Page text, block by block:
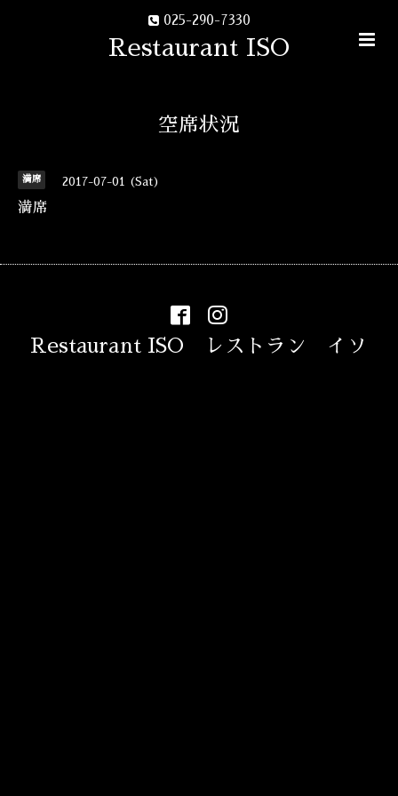
025-290-7330
Restaurant ISO
空席状況
満席 2017-07-01 (Sat)
満席
Restaurant ISO レストラン イソ